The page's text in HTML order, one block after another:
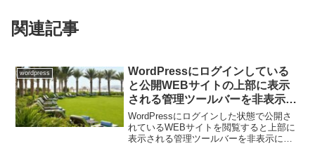
関連記事
wordpress
WordPressにログインしている
と公開WEBサイトの上部に表示
される管理ツールバーを非表示に
する方法
WordPressにログインした状態で公開さ
れているWEBサイトを閲覧すると上部に
表示される管理ツールバーを非表示にす